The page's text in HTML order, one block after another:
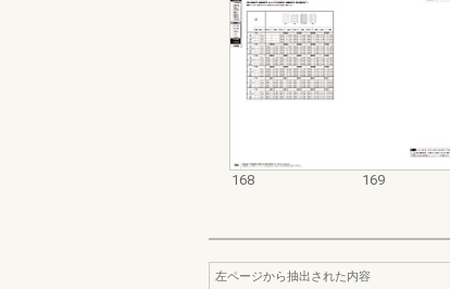
168 169
左ページから抽出された内容